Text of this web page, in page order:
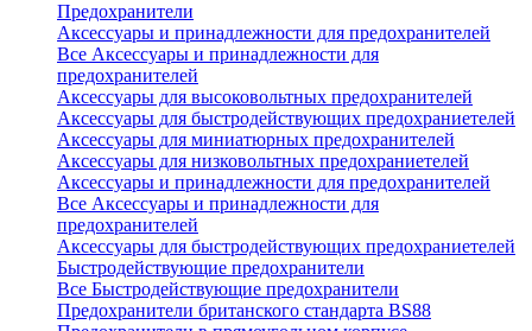
Предохранители
Аксессуары и принадлежности для предохранителей
Все Аксессуары и принадлежности для
предохранителей
Аксессуары для высоковольтных предохранителей
Аксессуары для быстродействующих предохраниетелей
Аксессуары для миниатюрных предохранителей
Аксессуары для низковольтных предохраниетелей
Аксессуары и принадлежности для предохранителей
Все Аксессуары и принадлежности для
предохранителей
Аксессуары для быстродействующих предохраниетелей
Быстродействующие предохранители
Все Быстродействующие предохранители
Предохранители британского стандарта BS88